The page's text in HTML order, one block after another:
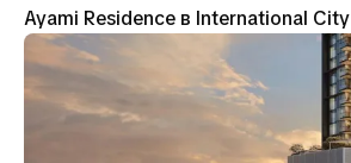
Ayami Residence в International City